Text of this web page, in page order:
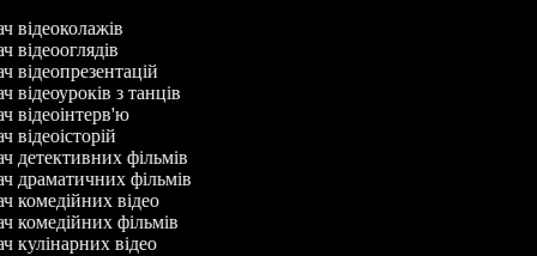
відеоколажів
відеооглядів
відеопрезентацій
відеоуроків з танців
відеоінтерв'ю
відеоісторій
детективних фільмів
драматичних фільмів
комедійних відео
комедійних фільмів
кулінарних відео